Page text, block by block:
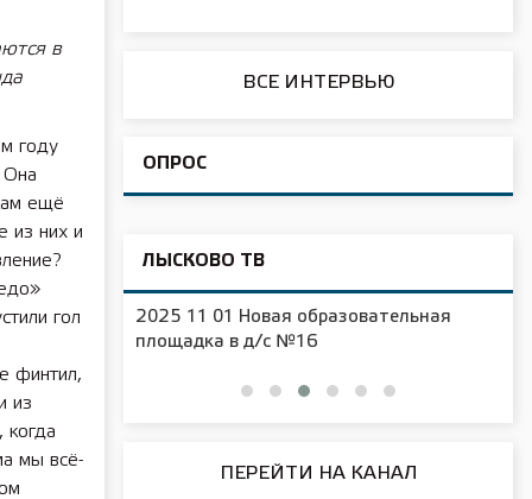
в
году
Она
ещё
из них и
гол
финтил,
из
мы всё-
ВСЕ ИНТЕРВЬЮ
ОПРОС
ЛЫСКОВО ТВ
2025 11 01 Новая образовательная
площадка в д/с №16
ПЕРЕЙТИ НА КАНАЛ